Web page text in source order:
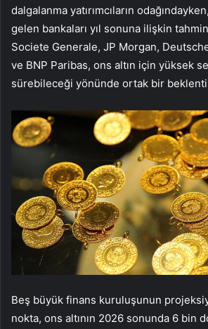
dalgalanma yatırımcıların
gelen bankaları yıl sonuna ilişkin
Societe Generale, JP Morgan,
ve BNP Paribas, ons altın için yüksek
sürebileceği yönünde ortak bir
Beş büyük finans kuruluşunun
nokta, ons altının 2026 sonunda 6 bin